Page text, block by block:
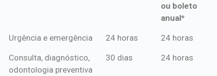
ou boleto
anual*
*Procedimentos Amil
*Pagamento
mensal*
*Pagamento
de crédito
Urgência e emergência 24 horas 24 horas
Consulta, diagnóstico,
odontologia preventiva
30 dias 24 horas